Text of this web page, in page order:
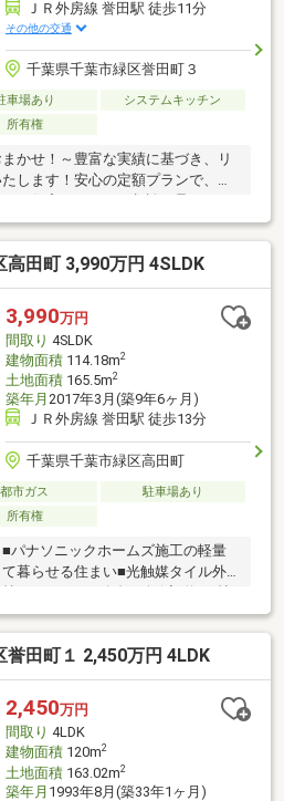
ＪＲ外房線 誉田駅 徒歩11分
その他の交通
千葉県千葉市緑区誉田町３
車場あり
システムキッチン
所有権
かせ！～豊富な実績に基づき、リ
します！安心の定額プランで、理
ださいませ☆□■周辺環境■□セブン-
約10分／約750ｍ生鮮＆業務スー
ｍウエルシア千葉誉田店／徒歩約
ク／徒歩約10分／約800ｍ誉田駅
ｍ大滝公園／徒歩約1分／約59ｍ
約9分／約700ｍ
高田町 3,990万円 4SLDK
3,990万円
間取り 4SLDK
建物面積114.18m2
土地面積165.5m2
築年月 2017年3月(築9年6ヶ月)
ＪＲ外房線 誉田駅 徒歩13分
千葉県千葉市緑区高田町
都市ガス
駐車場あり
所有権
■パナソニックホームズ施工の軽量
暮らせる住まい■光触媒タイル外
味など多用途に活用しやすい間取
すっきり保ちやすい収納■駐車場2台
れば最大3台駐車可能です【周辺環
駅利用で千葉市中心部や外房エリ
ョン■ファミリーマート 千葉高田
田店まで徒歩14分■千葉市立誉田東
誉田町１ 2,450万円 4LDK
2,450万円
間取り 4LDK
建物面積120m2
土地面積163.02m2
築年月 1993年8月(築33年1ヶ月)